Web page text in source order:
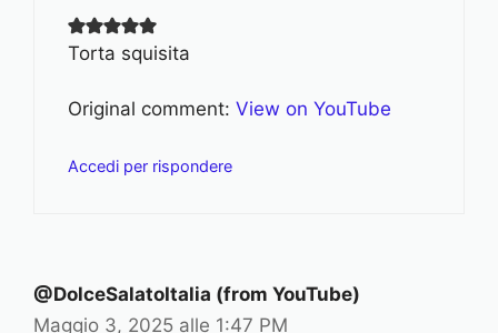
Torta squisita
Original comment: View on YouTube
Accedi per rispondere
@DolceSalatoItalia (from YouTube)
Maggio 3, 2025 alle 1:47 PM